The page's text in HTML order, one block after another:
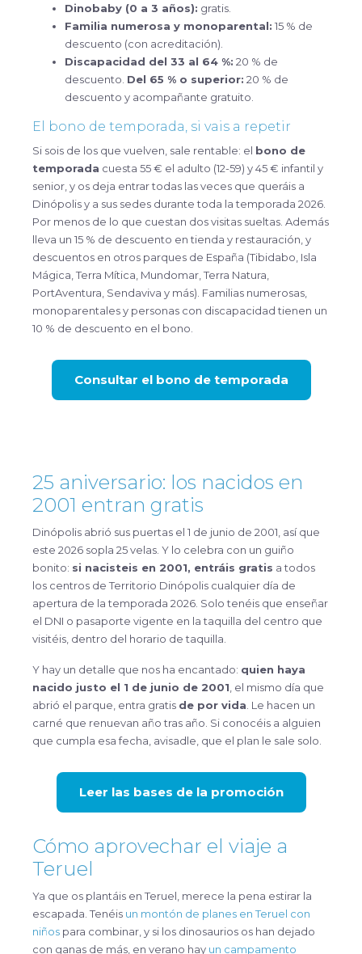
Dinobaby (0 a 3 años): gratis.
Familia numerosa y monoparental: 15 % de
descuento (con acreditación).
Discapacidad del 33 al 64 %: 20 % de
descuento. Del 65 % o superior: 20 % de
descuento y acompañante gratuito.
El bono de temporada, si vais a repetir
Si sois de los que vuelven, sale rentable: el bono de
temporada cuesta 55 € el adulto (12-59) y 45 € infantil y
senior, y os deja entrar todas las veces que queráis a
Dinópolis y a sus sedes durante toda la temporada 2026.
Por menos de lo que cuestan dos visitas sueltas. Además
lleva un 15 % de descuento en tienda y restauración, y
descuentos en otros parques de España (Tibidabo, Isla
Mágica, Terra Mítica, Mundomar, Terra Natura,
PortAventura, Sendaviva y más). Familias numerosas,
monoparentales y personas con discapacidad tienen un
10 % de descuento en el bono.
Consultar el bono de temporada
25 aniversario: los nacidos en
2001 entran gratis
Dinópolis abrió sus puertas el 1 de junio de 2001, así que
este 2026 sopla 25 velas. Y lo celebra con un guiño
bonito: si nacisteis en 2001, entráis gratis a todos
los centros de Territorio Dinópolis cualquier día de
apertura de la temporada 2026. Solo tenéis que enseñar
el DNI o pasaporte vigente en la taquilla del centro que
visitéis, dentro del horario de taquilla.
Y hay un detalle que nos ha encantado: quien haya
nacido justo el 1 de junio de 2001 , el mismo día que
abrió el parque, entra gratis de por vida . Le hacen un
carné que renuevan año tras año. Si conocéis a alguien
que cumpla esa fecha, avisadle, que el plan le sale solo.
Leer las bases de la promoción
Cómo aprovechar el viaje a
Teruel
Ya que os plantáis en Teruel, merece la pena estirar la
escapada. Tenéis un montón de planes en Teruel con
niños para combinar, y si los dinosaurios os han dejado
con ganas de más, en verano hay un campamento